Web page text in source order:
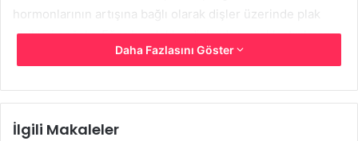
hormonlarının artışına bağlı olarak dişler üzerinde plak
birikimi çoğalır. Eğer bu plaklar dişlerden uzaklaştırılmazsa
” diş eti iltihaplanması” sorunu ortaya çıkabilir. Bu duruma
Daha Fazlasını Göster
İlgili Makaleler